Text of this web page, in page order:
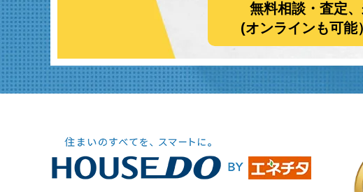
無料相談・査定
(オンラインも可能